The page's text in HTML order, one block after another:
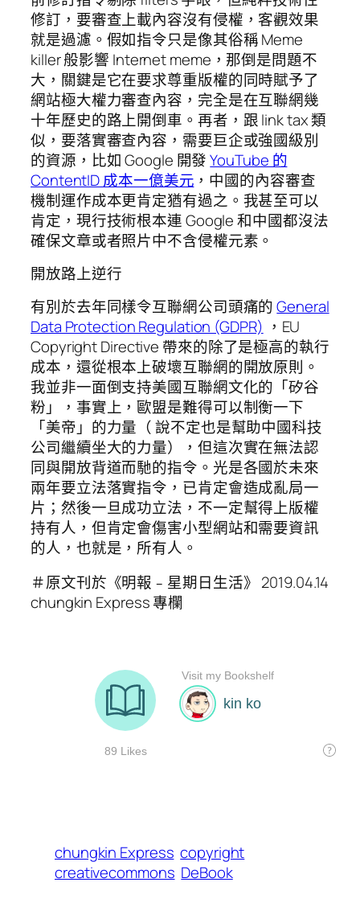
修訂，要審查上載內容沒有侵權，客觀效果
就是過濾。假如指令只是像其俗稱 Meme
killer 般影響 Internet meme，那倒是問題不
大，關鍵是它在要求尊重版權的同時賦予了
網站極大權力審查內容，完全是在互聯網幾
十年歷史的路上開倒車。再者，跟 link tax 類
似，要落實審查內容，需要巨企或強國級別
的資源，比如 Google 開發YouTube 的
ContentID 成本一億美元 ，中國的內容審查
機制運作成本更肯定猶有過之。我甚至可以
肯定，現行技術根本連 Google 和中國都沒法
確保文章或者照片中不含侵權元素。
開放路上逆行
有別於去年同樣令互聯網公司頭痛的General
Data Protection Regulation (GDPR) ，EU
Copyright Directive 帶來的除了是極高的執行
成本，還從根本上破壞互聯網的開放原則。
我並非一面倒支持美國互聯網文化的「矽谷
粉」，事實上，歐盟是難得可以制衡一下
「美帝」的力量（ 說不定也是幫助中國科技
公司繼續坐大的力量），但這次實在無法認
同與開放背道而馳的指令。光是各國於未來
兩年要立法落實指令，已肯定會造成亂局一
片；然後一旦成功立法，不一定幫得上版權
持有人，但肯定會傷害小型網站和需要資訊
的人，也就是，所有人。
＃原文刊於《明報﹣星期日生活》 2019.04.14
chungkin Express 專欄
chungkin Express copyright
creativecommons DeBook